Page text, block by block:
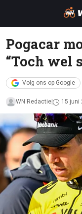
Pogacar
“Toch wel
Volg ons op Google
WN Redactie 15 juni